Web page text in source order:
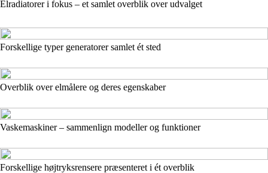
Elradiatorer i fokus – et samlet overblik over udvalget
Forskellige typer generatorer samlet ét sted
Overblik over elmålere og deres egenskaber
Vaskemaskiner – sammenlign modeller og funktioner
Forskellige højtryksrensere præsenteret i ét overblik